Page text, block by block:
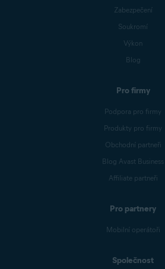
Zabezpečení
Soukromí
Výkon
Blog
Pro firmy
Podpora pro firmy
Produkty pro firmy
Obchodní partneři
Blog Avast Business
Affiliate partneři
Pro partnery
Mobilní operátoři
Společnost